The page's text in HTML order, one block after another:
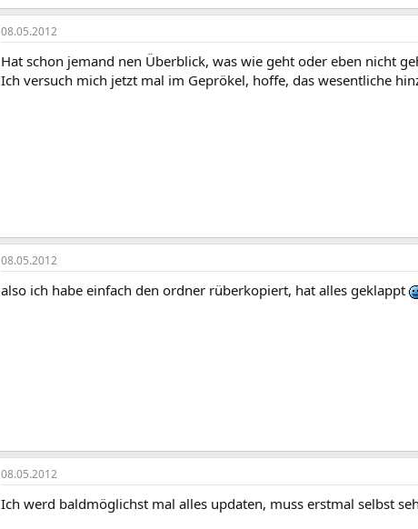
08.05.2012
Hat schon jemand nen Überblick, was wie geht oder eben nicht
Ich versuch mich jetzt mal im Geprökel, hoffe, das wesentliche
08.05.2012
also ich habe einfach den ordner rüberkopiert, hat alles geklappt
08.05.2012
Ich werd baldmöglichst mal alles updaten, muss erstmal selbst